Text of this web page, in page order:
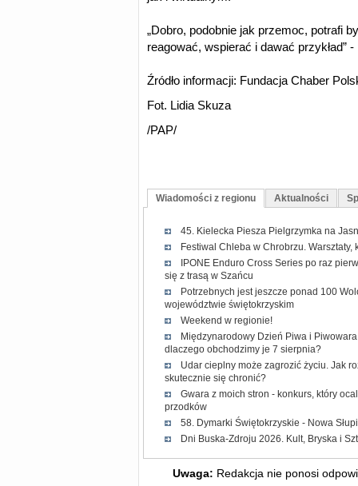
„Dobro, podobnie jak przemoc, potrafi
reagować, wspierać i dawać przykład”
Źródło informacji: Fundacja Chaber
Fot. Lidia Skuza
/PAP/
Wiadomości z regionu Aktualności
45. Kielecka Piesza Pielgrzymka na
Festiwal Chleba w Chrobrzu.
IPONE Enduro Cross Series po raz
się z trasą w Szańcu
Potrzebnych jest jeszcze ponad 100
województwie świętokrzyskim
Weekend w regionie!
Międzynarodowy Dzień Piwa i
dlaczego obchodzimy je 7 sierpnia?
Udar cieplny może zagrozić życiu. Jak
skutecznie się chronić?
Gwara z moich stron - konkurs, który
przodków
58. Dymarki Świętokrzyskie - Nowa
Dni Buska-Zdroju 2026. Kult, Bryska i
Uwaga: Redakcja nie ponosi